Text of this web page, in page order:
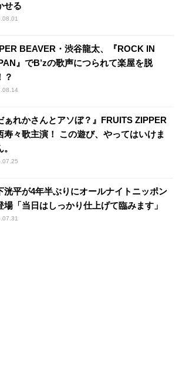
せる
BEAVER・渋谷龍太、『ROCK IN
』でB’zの歌声につられて楽屋を脱
？
ぁれかさんとアソぼ？』FRUITS ZIPPER
寿々歌主演！ この遊び、やってはいけま
洸平が4年半ぶりにオールナイトニッポン
場「当日はしっかり仕上げて臨みます」